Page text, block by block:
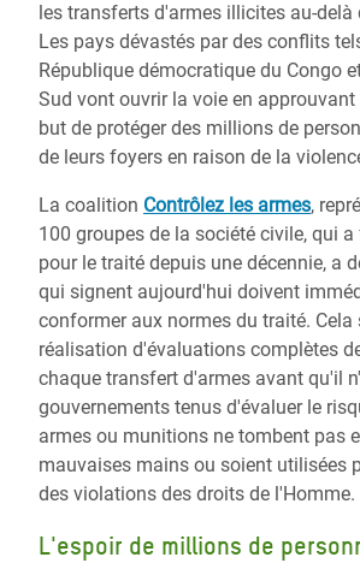
les transferts d'armes illicites au-delà
Les pays dévastés par des conflits
République démocratique du Congo
Sud vont ouvrir la voie en
but de protéger des millions de
de leurs foyers en raison de la
La coalition Contrôlez les armes,
100 groupes de la société civile, qui
pour le traité depuis une décennie, a
qui signent aujourd'hui doivent
conformer aux normes du traité. Cela
réalisation d'évaluations complètes
chaque transfert d'armes avant qu'il
gouvernements tenus d'évaluer le
armes ou munitions ne tombent pas
mauvaises mains ou soient utilisées
des violations des droits de l'Homme.
L'espoir de millions de